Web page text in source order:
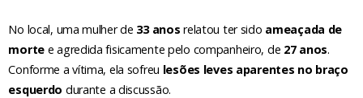
No local, uma mulher de 33 anos relatou ter sido ameaçada de
mortee agredida fisicamente pelo companheiro, de 27 anos.
Conforme a vítima, ela sofreu lesões leves aparentes no braço
esquerdo durante a discussão.